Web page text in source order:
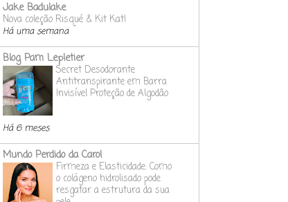
Jake Badulake
Nova coleção Risqué & Kit Kat!
Há uma semana
Blog Pam Lepletier
Secret Desodorante
Antitranspirante em Barra
Invisível Proteção de Algodão
Há 6 meses
Mundo Perdido da Carol
Firmeza e Elasticidade: Como
o colágeno hidrolisado pode
resgatar a estrutura da sua